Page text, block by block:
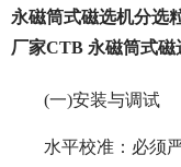
永磁筒式磁选机分选
厂家CTB 永磁筒式磁
(一)安装与调试
水平校准：必须